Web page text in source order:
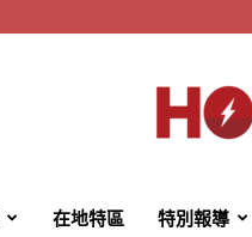
在地特區 特別報導